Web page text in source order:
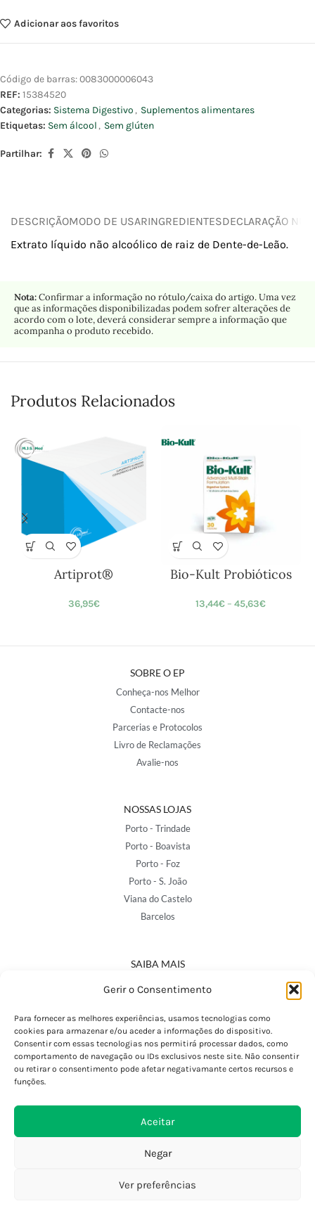
Gerir o Consentimento
Para fornecer as melhores experiências, usamos tecnologias como
cookies para armazenar e/ou aceder a informações do dispositivo.
Consentir com essas tecnologias nos permitirá processar dados, como
comportamento de navegação ou IDs exclusivos neste site. Não consentir
ou retirar o consentimento pode afetar negativamante certos recursos e
funções.
Aceitar
Negar
Ver preferências
Adicionar aos favoritos
Código de barras:0083000006043
REF: 15384520
Categorias: Sistema Digestivo , Suplementos alimentares
Etiquetas: Sem álcool , Sem glúten
Partilhar:
DESCRIÇÃOMODO DE USARINGREDIENTESDECLARAÇÃO
Extrato líquido não alcoólico de raiz de Dente-de-Leão.
Nota:Confirmar a informação no rótulo/caixa do artigo. Uma vez
que as informações disponibilizadas podem sofrer alterações de
acordo com o lote, deverá considerar sempre a informação que
acompanha o produto recebido.
Produtos Relacionados
Artiprot®
36,95€
Bio-Kult Probióticos
13,44€ – 45,63€
SOBRE O EP
Conheça-nos Melhor
Contacte-nos
Parcerias e Protocolos
Livro de Reclamações
Avalie-nos
NOSSAS LOJAS
Porto - Trindade
Porto - Boavista
Porto - Foz
Porto - S. João
Viana do Castelo
Barcelos
SAIBA MAIS
Política de Privacidade
Termos e Condições
Perguntas Frequentes
Custos de Envio
Encomendas Internacionais
Devoluções e Trocas